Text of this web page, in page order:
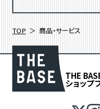
TOP 商品・サービス
THE
ショップ